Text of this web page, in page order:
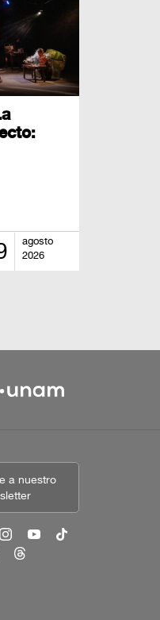
agosto
2026
a nuestro